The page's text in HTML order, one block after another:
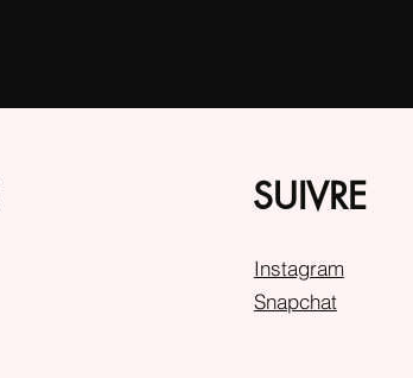
SUIVRE
Instagram
Snapchat